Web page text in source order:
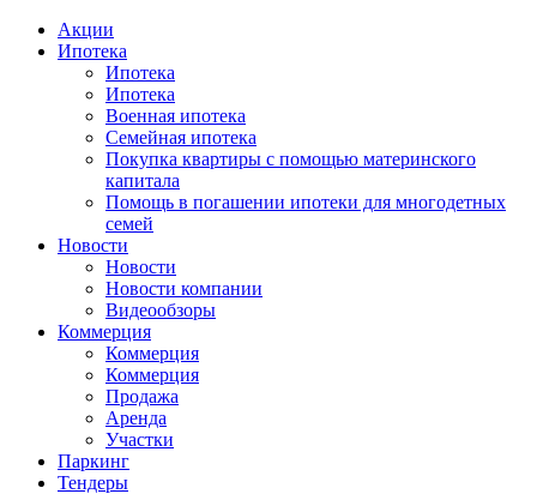
Акции
Ипотека
Ипотека
Ипотека
Военная ипотека
Семейная ипотека
Покупка квартиры с помощью материнского
капитала
Помощь в погашении ипотеки для многодетных
семей
Новости
Новости
Новости компании
Видеообзоры
Коммерция
Коммерция
Коммерция
Продажа
Аренда
Участки
Паркинг
Тендеры